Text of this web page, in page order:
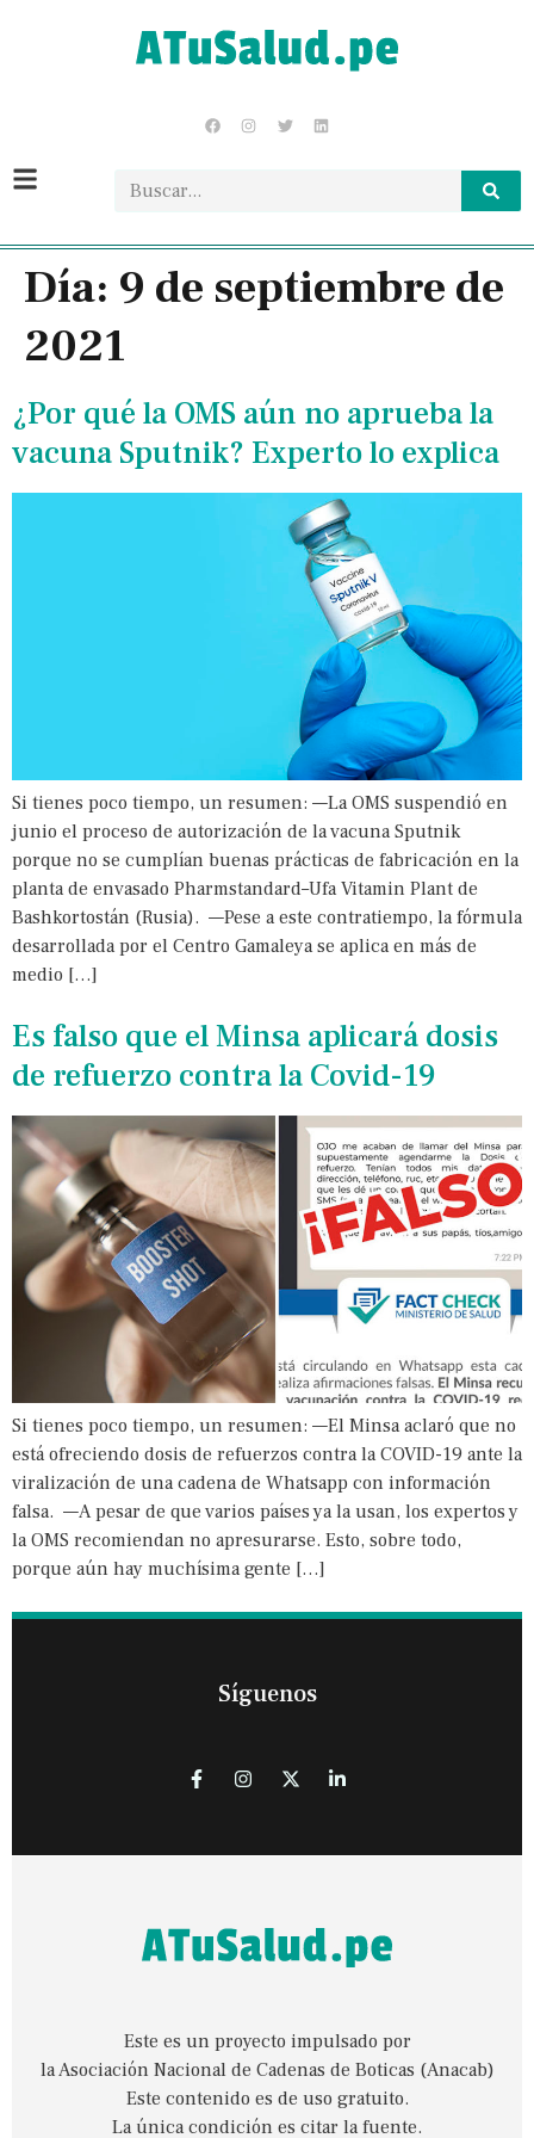
Día: 9 de septiembre de
2021
¿Por qué la OMS aún no aprueba la
vacuna Sputnik? Experto lo explica
Si tienes poco tiempo, un resumen: —La OMS suspendió en
junio el proceso de autorización de la vacuna Sputnik
porque no se cumplían buenas prácticas de fabricación en la
planta de envasado Pharmstandard–Ufa Vitamin Plant de
Bashkortostán (Rusia). —Pese a este contratiempo, la fórmula
desarrollada por el Centro Gamaleya se aplica en más de
medio […]
Es falso que el Minsa aplicará dosis
de refuerzo contra la Covid-19
Si tienes poco tiempo, un resumen: —El Minsa aclaró que no
está ofreciendo dosis de refuerzos contra la COVID-19 ante la
viralización de una cadena de Whatsapp con información
falsa. —A pesar de que varios países ya la usan, los expertos y
la OMS recomiendan no apresurarse. Esto, sobre todo,
porque aún hay muchísima gente […]
Síguenos
Este es un proyecto impulsado por
la Asociación Nacional de Cadenas de Boticas (Anacab)
Este contenido es de uso gratuito.
La única condición es citar la fuente.